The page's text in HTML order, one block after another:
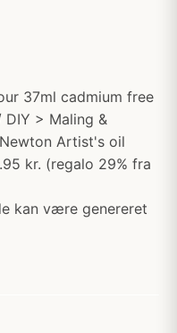
37ml cadmium free
> Maling &
Artist's oil
kr. (regalo 29% fra
kan være genereret